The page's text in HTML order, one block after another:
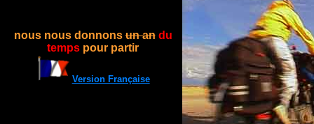
nous nous donnonsun an du
temps pour partir
Version Française